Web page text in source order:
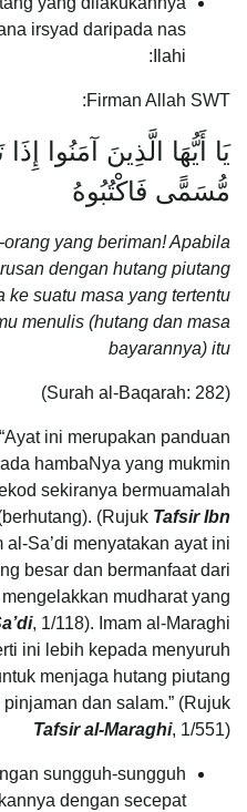
irsyad daripada nas
Ilahi:
Firman Allah SWT:
يَا أَيُّهَا الَّذِينَ آمَنُوا
مُّسَمًّى فَاكْتُبُوهُ
yang beriman! Apabila
dengan hutang piutang
ke suatu masa yang tertentu
menulis (hutang dan masa
bayarannya) itu
(Surah al-Baqarah: 282)
ini merupakan panduan
hambaNya yang mukmin
sekiranya bermuamalah
(Rujuk Tafsir Ibn
al-Sa’di menyatakan ayat ini
besar dan bermanfaat dari
mudharat yang
, 1/118). Imam al-Maraghi
ini lebih kepada menyuruh
menjaga hutang piutang
dan salam.” (Rujuk
Tafsir al-Maraghi, 1/551)
sungguh-sungguh
dengan secepat